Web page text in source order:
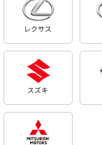
レクサス
スズキ